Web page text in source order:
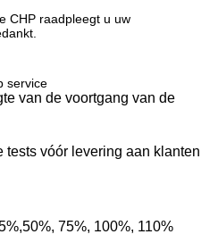
CHP raadpleegt u uw
service
van de voortgang van de
tests vóór levering aan klanten
75%, 100%, 110%